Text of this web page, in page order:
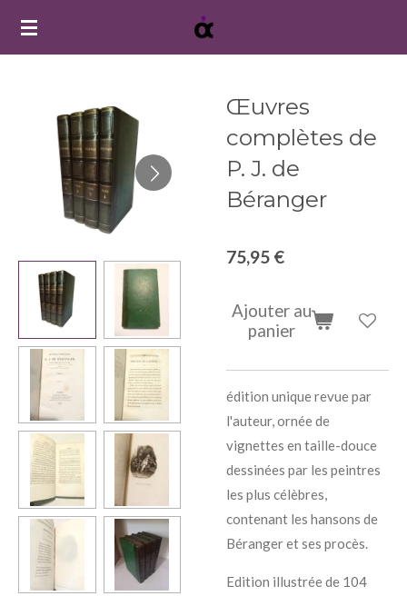
Passer
Œuvres
complètes de
P. J. de
Béranger
75,95 €
Ajouter au
panier
édition unique revue par
l'auteur, ornée de
vignettes en taille-douce
dessinées par les peintres
les plus célèbres,
contenant les hansons de
Béranger et ses procès.
Edition illustrée de 104